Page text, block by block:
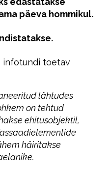
päeva hommikul.
infotundi toetav
lähtudes
on tehtud
ehitusobjektil,
häiritakse